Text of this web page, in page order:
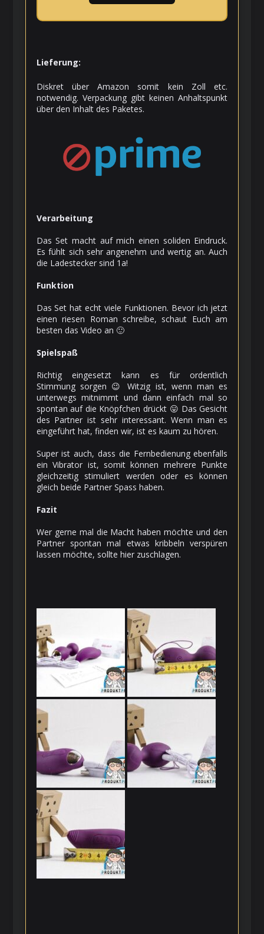
Lieferung:
Diskret über Amazon somit kein Zoll etc.
notwendig. Verpackung gibt keinen Anhaltspunkt
über den Inhalt des Paketes.
Verarbeitung
Das Set macht auf mich einen soliden Eindruck.
Es fühlt sich sehr angenehm und wertig an. Auch
die Ladestecker sind 1a!
Funktion
Das Set hat echt viele Funktionen. Bevor ich jetzt
einen riesen Roman schreibe, schaut Euch am
besten das Video an 🙂
Spielspaß
Richtig eingesetzt kann es für ordentlich
Stimmung sorgen 😉 Witzig ist, wenn man es
unterwegs mitnimmt und dann einfach mal so
spontan auf die Knöpfchen drückt 😛 Das Gesicht
des Partner ist sehr interessant. Wenn man es
eingeführt hat, finden wir, ist es kaum zu hören.
Super ist auch, dass die Fernbedienung ebenfalls
ein Vibrator ist, somit können mehrere Punkte
gleichzeitig stimuliert werden oder es können
gleich beide Partner Spass haben.
Fazit
Wer gerne mal die Macht haben möchte und den
Partner spontan mal etwas kribbeln verspüren
lassen möchte, sollte hier zuschlagen.